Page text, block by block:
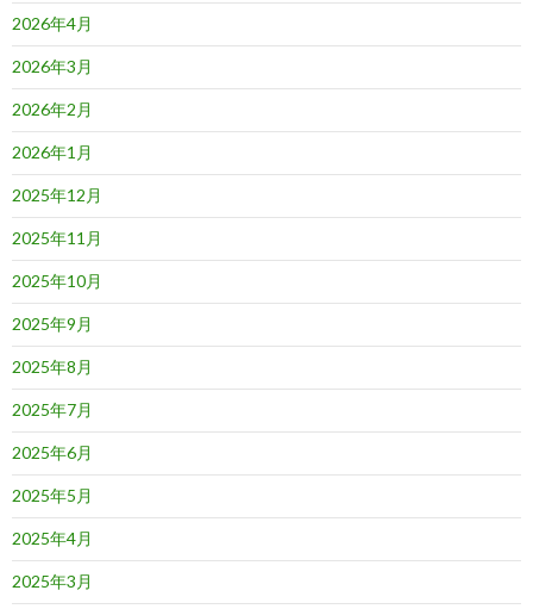
2026年4月
2026年3月
2026年2月
2026年1月
2025年12月
2025年11月
2025年10月
2025年9月
2025年8月
2025年7月
2025年6月
2025年5月
2025年4月
2025年3月